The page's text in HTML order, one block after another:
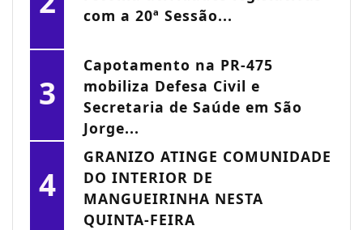
com a 20ª Sessão...
3
Capotamento na PR-475
mobiliza Defesa Civil e
Secretaria de Saúde em São
Jorge...
4
GRANIZO ATINGE COMUNIDADE
DO INTERIOR DE
MANGUEIRINHA NESTA
QUINTA-FEIRA